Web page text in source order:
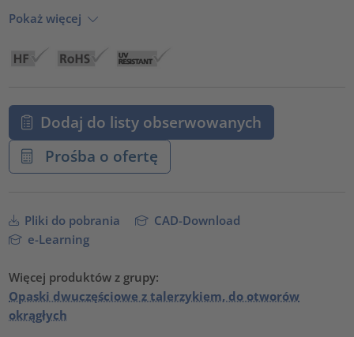
Pokaż więcej
Dodaj do listy obserwowanych
Prośba o ofertę
Pliki do pobrania
CAD-Download
e-Learning
Więcej produktów z grupy:
Opaski dwuczęściowe z talerzykiem, do otworów
okrągłych